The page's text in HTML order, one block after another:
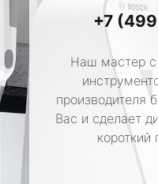
+7
Наш мастер
производителя
Вас и сделает
короткий